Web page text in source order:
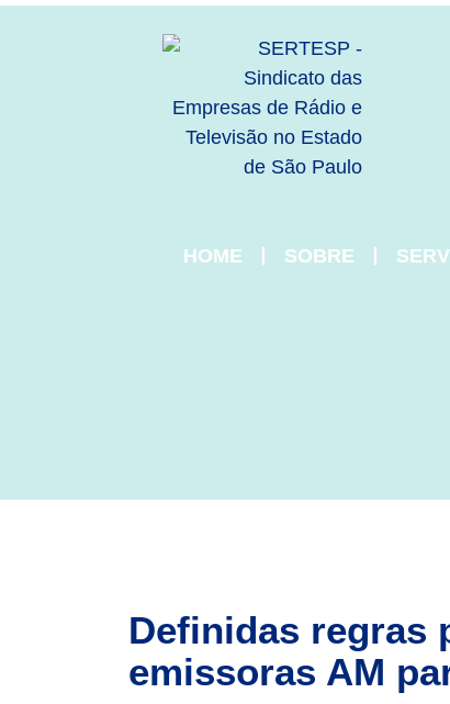
HOME SOBRE
Definidas regras
emissoras AM